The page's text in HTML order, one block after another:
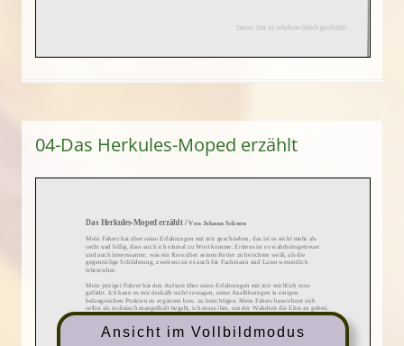
04-Das Herkules-Moped erzählt
Ansicht im Vollbildmodus